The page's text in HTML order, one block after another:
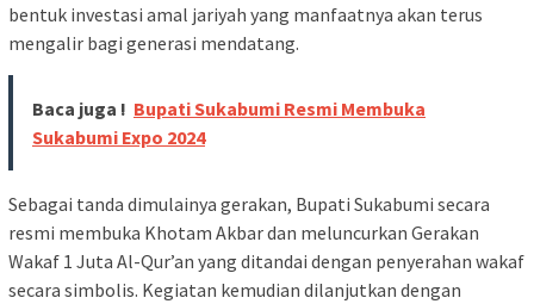
bentuk investasi amal jariyah yang manfaatnya akan terus
mengalir bagi generasi mendatang.
Baca juga ! Bupati Sukabumi Resmi Membuka
Sukabumi Expo 2024
Sebagai tanda dimulainya gerakan, Bupati Sukabumi secara
resmi membuka Khotam Akbar dan meluncurkan Gerakan
Wakaf 1 Juta Al-Qur’an yang ditandai dengan penyerahan wakaf
secara simbolis. Kegiatan kemudian dilanjutkan dengan